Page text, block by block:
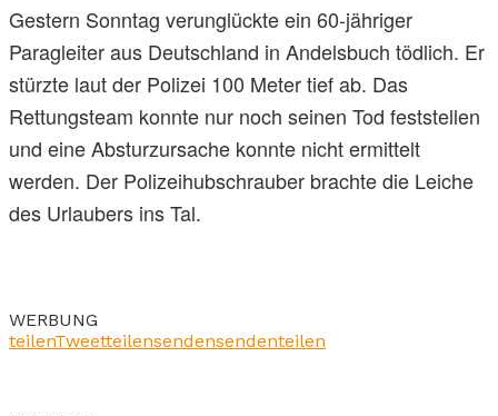
Gestern Sonntag verunglückte ein 60-jähriger
Paragleiter aus Deutschland in Andelsbuch tödlich. Er
stürzte laut der Polizei 100 Meter tief ab. Das
Rettungsteam konnte nur noch seinen Tod feststellen
und eine Absturzursache konnte nicht ermittelt
werden. Der Polizeihubschrauber brachte die Leiche
des Urlaubers ins Tal.
WERBUNG
teilenTweetteilensendensendenteilen